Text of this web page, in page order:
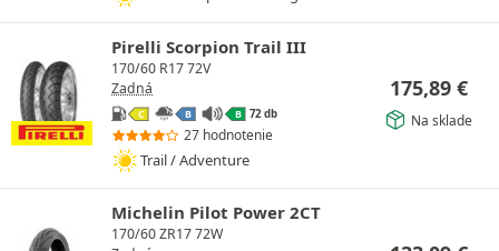
Pirelli Scorpion Trail III
170/60 R17 72V
Zadná
C B B 72 db
27 hodnotenie
Trail / Adventure
175,89 €
Na sklade
Michelin Pilot Power 2CT
170/60 ZR17 72W